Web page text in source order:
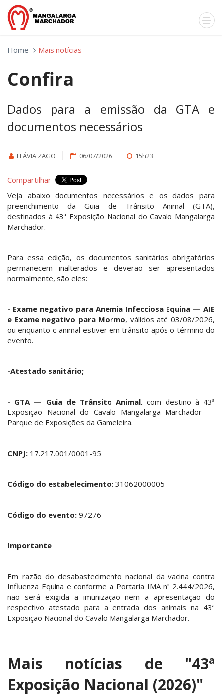
Home Mais notícias
Confira
Dados para a emissão da GTA e
documentos necessários
FLÁVIA ZAGO 06/07/2026 15h23
Compartilhar
Veja abaixo documentos necessários e os dados para
preenchimento da Guia de Trânsito Animal (GTA),
destinados à 43ª Exposição Nacional do Cavalo Mangalarga
Marchador.
Para essa edição, os documentos sanitários obrigatórios
permanecem inalterados e deverão ser apresentados
normalmente, são eles:
- Exame negativo para Anemia Infecciosa Equina — AIE
e Exame negativo para Mormo, válidos até 03/08/2026,
ou enquanto o animal estiver em trânsito após o término do
evento.
-Atestado sanitário;
- GTA — Guia de Trânsito Animal, com destino à 43ª
Exposição Nacional do Cavalo Mangalarga Marchador —
Parque de Exposições da Gameleira.
CNPJ: 17.217.001/0001-95
Código do estabelecimento: 31062000005
Código do evento: 97276
Importante
Em razão do desabastecimento nacional da vacina contra
Influenza Equina e conforme a Portaria IMA nº 2.444/2026,
não será exigida a imunização nem a apresentação do
respectivo atestado para a entrada dos animais na 43ª
Exposição Nacional do Cavalo Mangalarga Marchador.
Mais notícias de "43ª
Exposição Nacional (2026)"